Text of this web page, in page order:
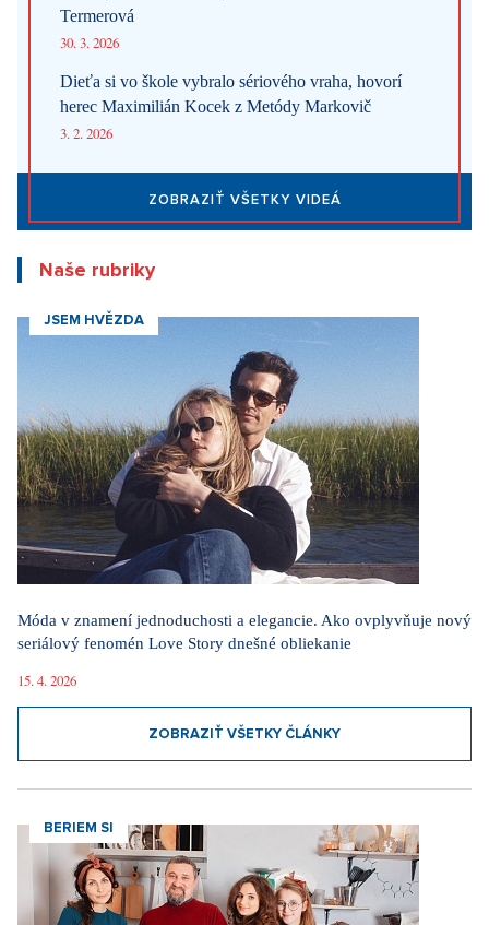
Termerová
30. 3. 2026
Dieťa si vo škole vybralo sériového vraha, hovorí
herec Maximilián Kocek z Metódy Markovič
3. 2. 2026
ZOBRAZIŤ VŠETKY VIDEÁ
Naše rubriky
JSEM HVĚZDA
Móda v znamení jednoduchosti a elegancie. Ako ovplyvňuje nový
seriálový fenomén Love Story dnešné obliekanie
15. 4. 2026
ZOBRAZIŤ VŠETKY ČLÁNKY
BERIEM SI